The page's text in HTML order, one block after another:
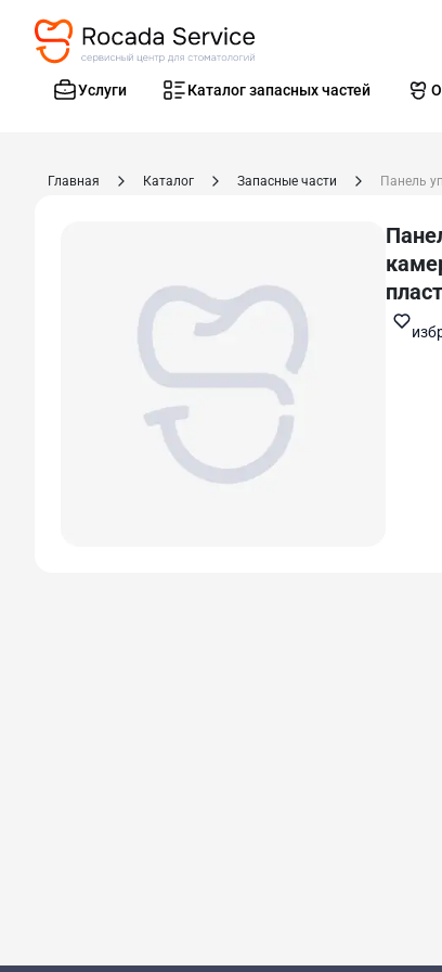
Услуги Каталог запасных частей
Главная Каталог Запасные части